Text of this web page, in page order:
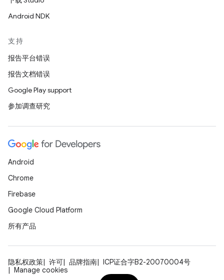
Android NDK
支持
报告平台错误
报告文档错误
Google Play support
参加调查研究
Android
Chrome
Firebase
Google Cloud Platform
所有产品
隐私权政策 许可 品牌指南
ICP证合字B2-20070004号
Manage cookies